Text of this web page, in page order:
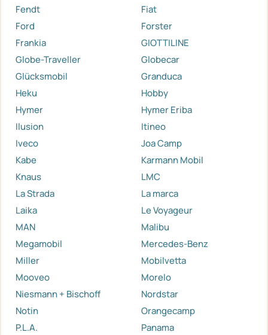
Fendt
Fiat
Ford
Forster
Frankia
GIOTTILINE
Globe-Traveller
Globecar
Glücksmobil
Granduca
Heku
Hobby
Hymer
Hymer Eriba
Ilusion
Itineo
Iveco
Joa Camp
Kabe
Karmann Mobil
Knaus
LMC
La Strada
La marca
Laika
Le Voyageur
MAN
Malibu
Megamobil
Mercedes-Benz
Miller
Mobilvetta
Mooveo
Morelo
Niesmann + Bischoff
Nordstar
Notin
Orangecamp
P.L.A.
Panama